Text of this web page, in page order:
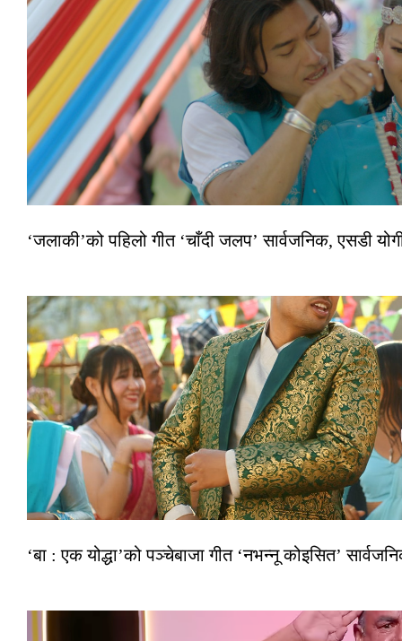
‘जलाकी’को पहिलो गीत ‘चाँदी जलप’ सार्वजनिक, एसडी
‘बा : एक योद्धा’को पञ्चेबाजा गीत ‘नभन्नू कोइसित’